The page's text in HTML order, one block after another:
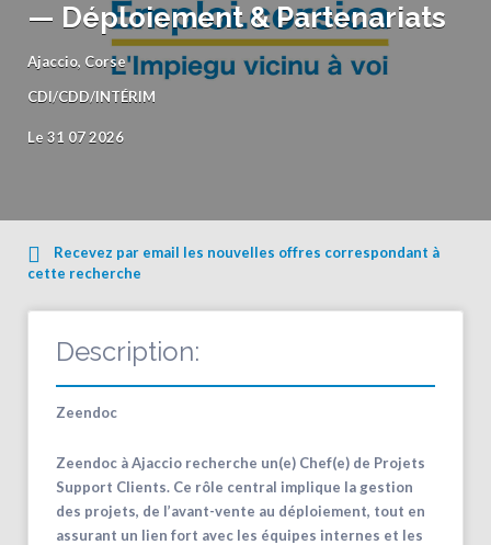
— Déploiement & Partenariats
Ajaccio, Corse
CDI/CDD/INTÉRIM
Le 31 07 2026
Recevez par email les nouvelles offres correspondant à
cette recherche
Description:
Zeendoc
Zeendoc à Ajaccio recherche un(e) Chef(e) de Projets
Support Clients. Ce rôle central implique la gestion
des projets, de l’avant-vente au déploiement, tout en
assurant un lien fort avec les équipes internes et les